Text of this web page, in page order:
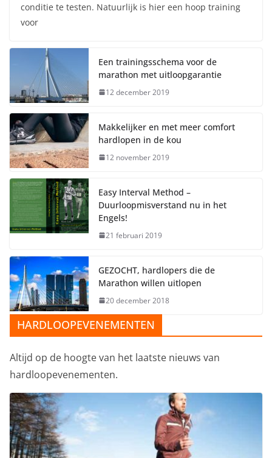
conditie te testen. Natuurlijk is hier een hoop training
voor
Een trainingsschema voor de
marathon met uitloopgarantie
12 december 2019
Makkelijker en met meer comfort
hardlopen in de kou
12 november 2019
Easy Interval Method –
Duurloopmisverstand nu in het
Engels!
21 februari 2019
GEZOCHT, hardlopers die de
Marathon willen uitlopen
20 december 2018
HARDLOOPEVENEMENTEN
Altijd op de hoogte van het laatste nieuws van
hardloopevenementen.